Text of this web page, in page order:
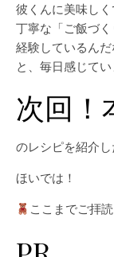
彼くんに美味し
丁寧な「ご飯づ
経験しているんだ
と、毎日感じて
次回
のレシピを紹介
ほいでは！
ここまでご拝